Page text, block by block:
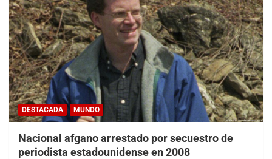
DESTACADA MUNDO
Nacional afgano arrestado por secuestro de
periodista estadounidense en 2008